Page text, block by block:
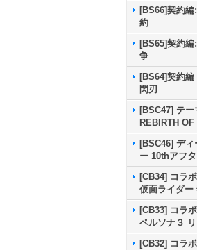
[BS66]契約
約
[BS65]契約
争
[BS64]契約編
閃刃
[BSC47] テ
REBIRTH
[BSC46] ディ
ー 10thアフ
[CB34] コラ
仮面ライダー
[CB33] コラ
ペルソナ３
[CB32] コラ